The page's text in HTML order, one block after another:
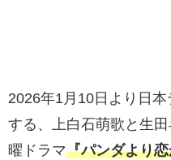
2026年1月10日より日
する、上白石萌歌と生
曜ドラマ『パンダより